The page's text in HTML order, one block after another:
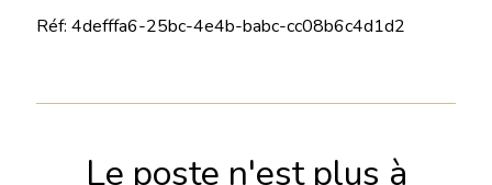
Réf: 4defffa6-25bc-4e4b-babc-cc08b6c4d1d2
Le poste n'est plus à